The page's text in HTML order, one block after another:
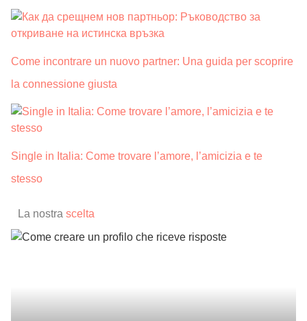
Come incontrare un nuovo partner: Una guida per scoprire
la connessione giusta
Single in Italia: Come trovare l’amore, l’amicizia e te
stesso
La nostra scelta